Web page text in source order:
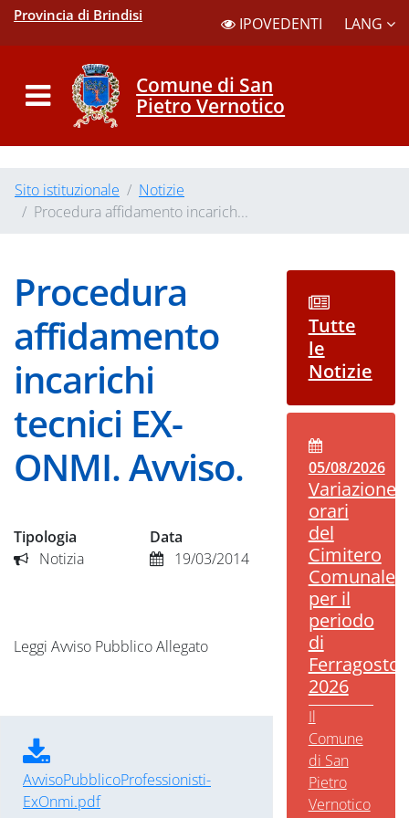
Provincia di Brindisi IPOVEDENTI LANG
Comune di San
Pietro Vernotico
Sito istituzionale
Notizie
Procedura affidamento incarich...
Procedura
affidamento
incarichi
tecnici EX-
ONMI. Avviso.
Tipologia
Notizia
Data
19/03/2014
Leggi Avviso Pubblico Allegato
AvvisoPubblicoProfessionisti-
ExOnmi.pdf
Tutte
le
Notizie
05/08/2026
Variazione
orari
del
Cimitero
Comunale
per il
periodo
di
Ferragosto
2026
Il
Comune
di San
Pietro
Vernotico